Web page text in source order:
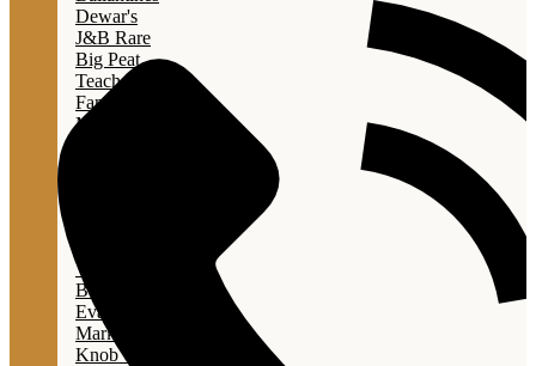
Dewar's
J&B Rare
Big Peat
Teacher's
Famous Grouse
Monkey Shouder
Wild Turkey
Bulleit Bourbon
Evan Williams
Marker's Mark
Knob Creek